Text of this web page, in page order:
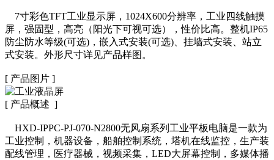
7寸彩色TFT工业显示屏，1024X600分辨率，工业四线触摸
屏，强固型，高亮（阳光下可视可选），性价比高。整机IP65
防尘防水等级(可选)，嵌入式安装(可选)、挂墙式安装、站立
式安装。外形尺寸详见产品样图。
[ 产品图片 ]
[ 产品概述 ]
HXD-IPPC-PJ-070-N2800无风扇系列工业平板电脑是一款为
工业控制，机器设备，船舶控制系统，塔机在线监控，生产装
配线管理，医疗器械，视频采集，LED大屏幕控制，多媒体播